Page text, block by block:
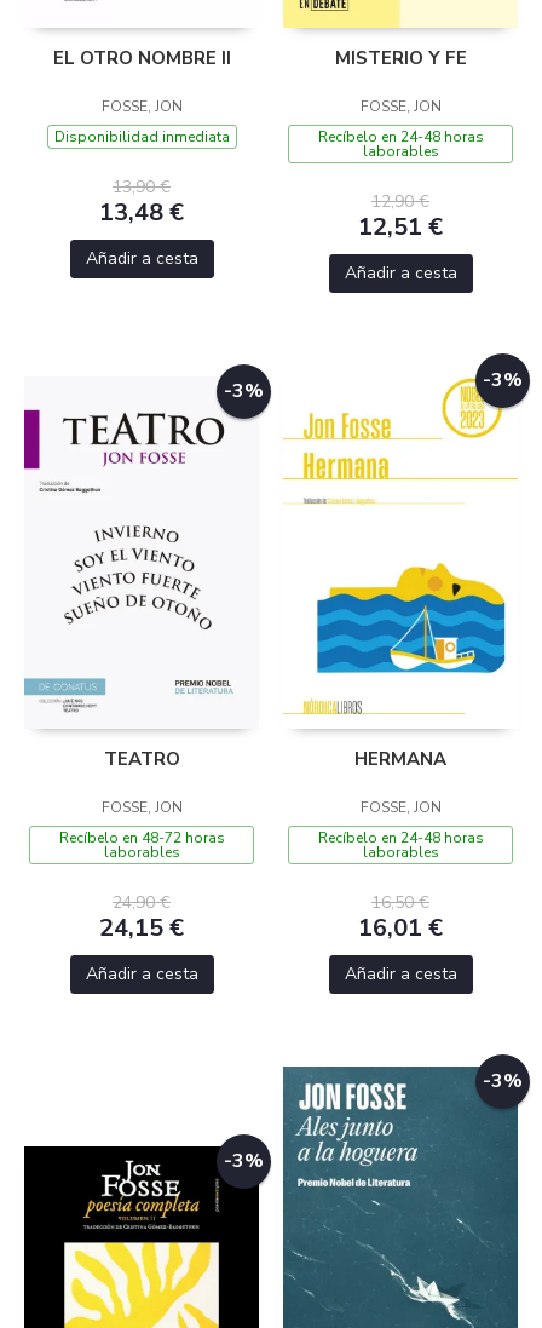
EL OTRO NOMBRE II
FOSSE, JON
Disponibilidad inmediata
13,90 €
13,48 €
Añadir a cesta
MISTERIO Y FE
FOSSE, JON
Recíbelo en 24-48 horas
laborables
12,90 €
12,51 €
Añadir a cesta
-3%
TEATRO
FOSSE, JON
Recíbelo en 48-72 horas
laborables
24,90 €
24,15 €
Añadir a cesta
-3%
HERMANA
FOSSE, JON
Recíbelo en 24-48 horas
laborables
16,50 €
16,01 €
Añadir a cesta
-3%
-3%